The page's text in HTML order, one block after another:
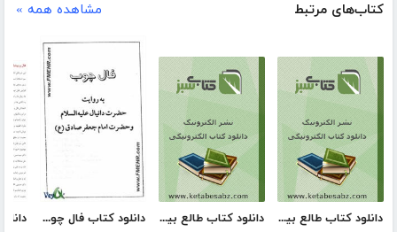
کتاب‌های مرتبط مشاهده همه »
دانلود کتاب طالع بینی زنان متولد ماه های مختلف دانلود کتاب طالع بینی مردان متولد ماه های مختلف دانلود کتاب فال چوب - تعبیر خواب